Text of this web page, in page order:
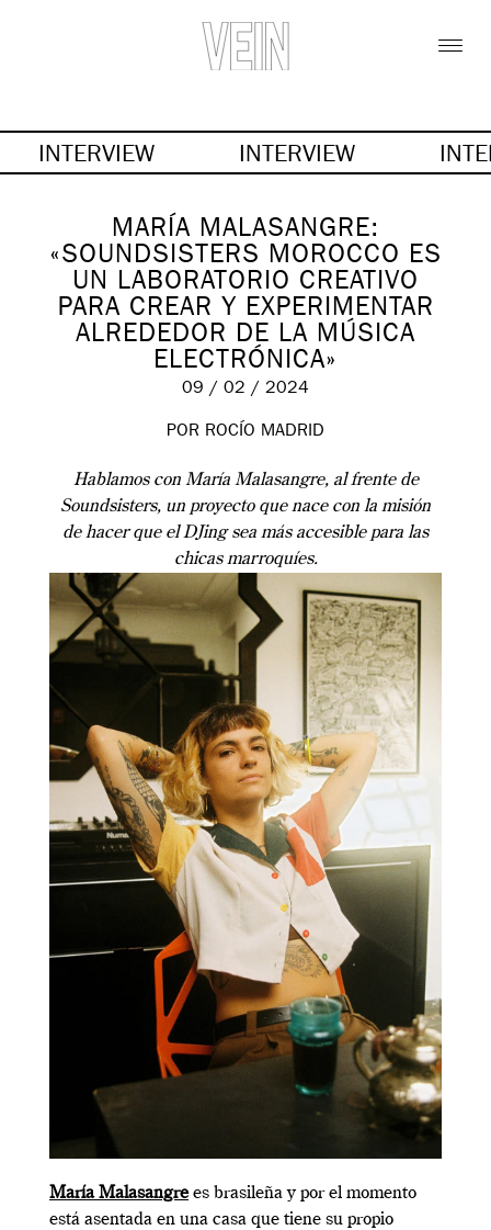
INTERVIEW INTERVIEW
MARÍA MALASANGRE:
«SOUNDSISTERS MOROCCO ES
UN LABORATORIO CREATIVO
PARA CREAR Y EXPERIMENTAR
ALREDEDOR DE LA MÚSICA
ELECTRÓNICA»
09 / 02 / 2024
POR ROCÍO MADRID
Hablamos con María Malasangre, al frente de
Soundsisters, un proyecto que nace con la misión
de hacer que el DJing sea más accesible para las
chicas marroquíes.
María Malasangrees brasileña y por el momento
está asentada en una casa que tiene su propio